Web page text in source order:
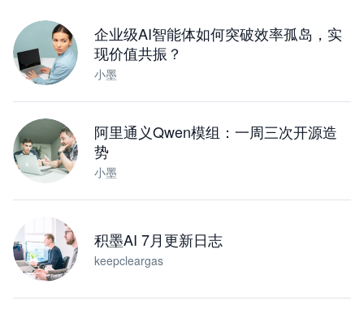
企业级AI智能体如何突破效率孤岛，实
现价值共振？
小墨
阿里通义Qwen模组：一周三次开源造
势
小墨
积墨AI 7月更新日志
keepcleargas